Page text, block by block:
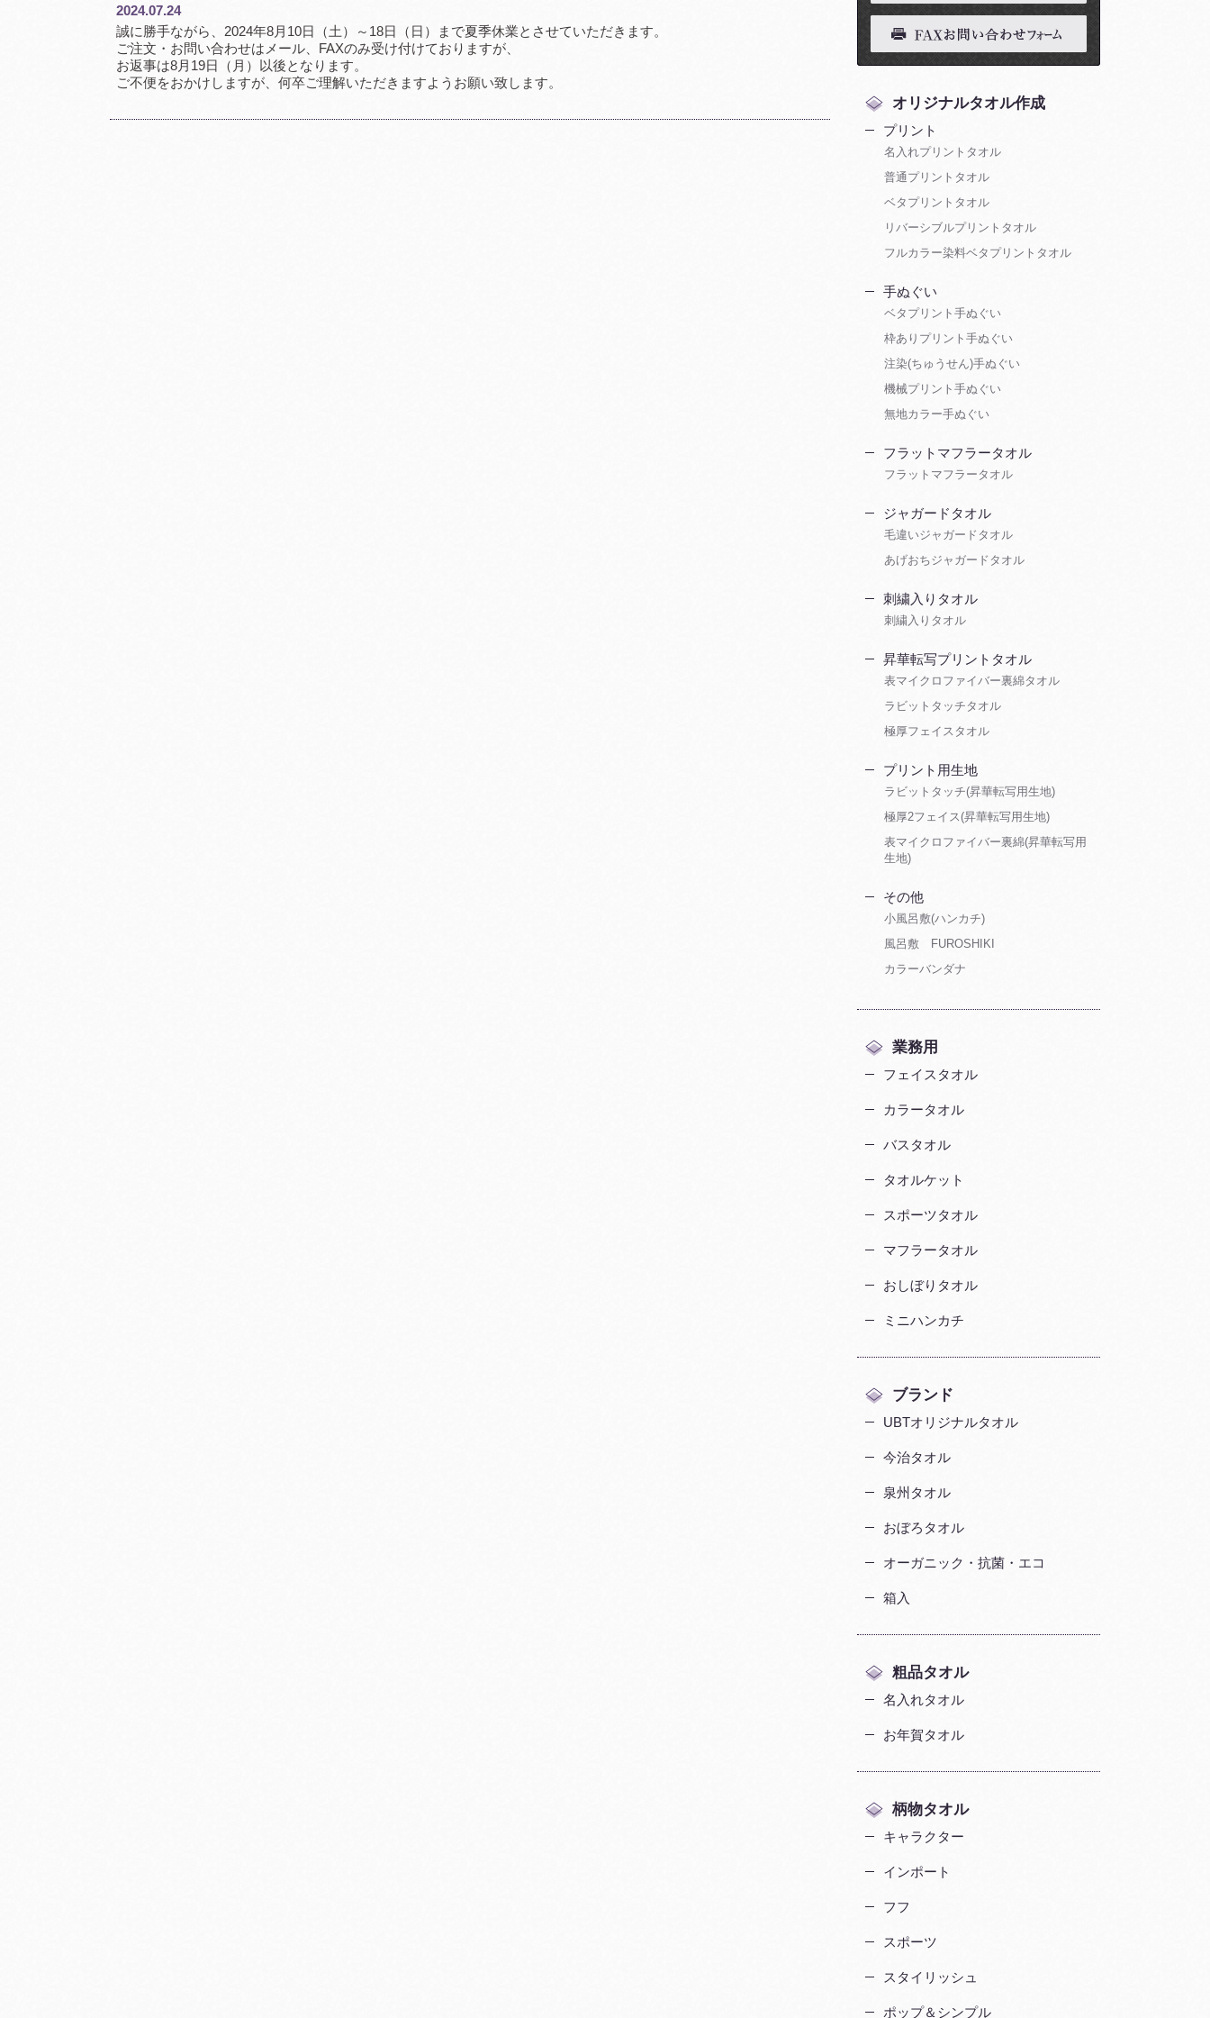
2024.07.24
誠に勝手ながら、2024年8月10日（土）～18日（日）まで夏季休業とさせていただきます。
ご注文・お問い合わせはメール、FAXのみ受け付けておりますが、
お返事は8月19日（月）以後となります。
ご不便をおかけしますが、何卒ご理解いただきますようお願い致します。
オリジナルタオル作成
プリント
名入れプリントタオル
普通プリントタオル
ベタプリントタオル
リバーシブルプリントタオル
フルカラー染料ベタプリントタオル
手ぬぐい
ベタプリント手ぬぐい
枠ありプリント手ぬぐい
注染(ちゅうせん)手ぬぐい
機械プリント手ぬぐい
無地カラー手ぬぐい
フラットマフラータオル
フラットマフラータオル
ジャガードタオル
毛違いジャガードタオル
あげおちジャガードタオル
刺繍入りタオル
刺繍入りタオル
昇華転写プリントタオル
表マイクロファイバー裏綿タオル
ラビットタッチタオル
極厚フェイスタオル
プリント用生地
ラビットタッチ(昇華転写用生地)
極厚2フェイス(昇華転写用生地)
表マイクロファイバー裏綿(昇華転写用
生地)
その他
小風呂敷(ハンカチ)
風呂敷 FUROSHIKI
カラーバンダナ
業務用
フェイスタオル
カラータオル
バスタオル
タオルケット
スポーツタオル
マフラータオル
おしぼりタオル
ミニハンカチ
ブランド
UBTオリジナルタオル
今治タオル
泉州タオル
おぼろタオル
オーガニック・抗菌・エコ
箱入
粗品タオル
名入れタオル
お年賀タオル
柄物タオル
キャラクター
インポート
フフ
スポーツ
スタイリッシュ
ポップ＆シンプル